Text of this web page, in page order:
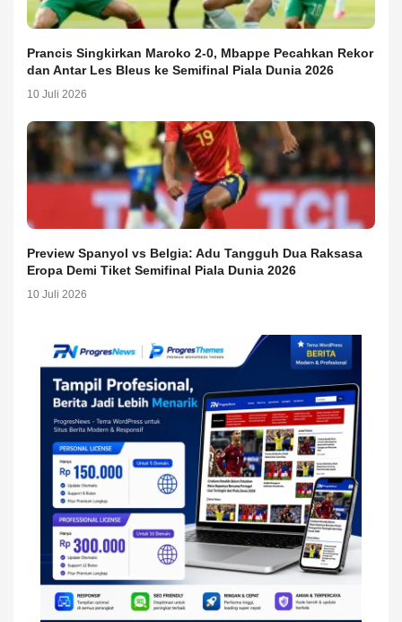
Prancis Singkirkan Maroko 2-0, Mbappe Pecahkan Rekor
dan Antar Les Bleus ke Semifinal Piala Dunia 2026
10 Juli 2026
Preview Spanyol vs Belgia: Adu Tangguh Dua Raksasa
Eropa Demi Tiket Semifinal Piala Dunia 2026
10 Juli 2026